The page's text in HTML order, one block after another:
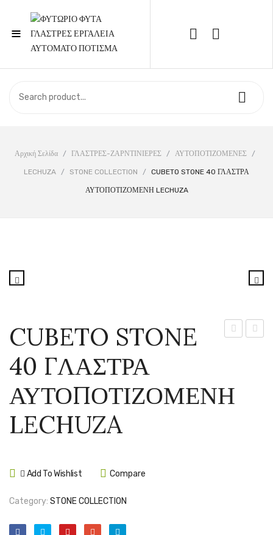
≡
Call Support: 210 6857844
ΣΧΕΤΙΚΆ ΜΕ ΕΜΆΣ
ΕΠΙΚΟΙΝΩΝΊΑ
Αρχική Σελίδα / ΓΛΑΣΤΡΕΣ-ΖΑΡΝΤΙΝΙΕΡΕΣ / ΑΥΤΟΠΟΤΙΖΟΜΕΝΕΣ /
LECHUZA / STONE COLLECTION / CUBETO STONE 40 ΓΛΑΣΤΡΑ
ΑΥΤΟΠΟΤΙΖΟΜΕΝΗ LECHUZA
CUBETO STONE
40 ΓΛΑΣΤΡΑ
ΑΥΤΟΠΟΤΙΖΟΜΕΝΗ
LECHUZA
Add To Wishlist Compare
Category: STONE COLLECTION